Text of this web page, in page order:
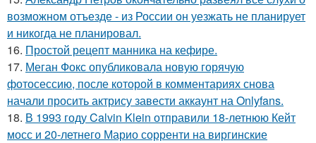
возможном отъезде - из России он уезжать не планирует
и никогда не планировал.
16. Простой рецепт манника на кефире.
17. Меган Фокс опубликовала новую горячую
фотосессию, после которой в комментариях снова
начали просить актрису завести аккаунт на Onlyfans.
18. В 1993 году Calvin Klein отправили 18-летнюю Кейт
мосс и 20-летнего Марио сорренти на виргинские